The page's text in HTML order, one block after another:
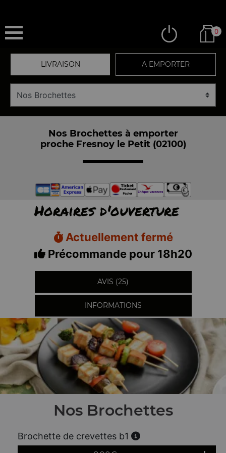
0
LIVRAISON A EMPORTER
Nos Brochettes à emporter
proche Fresnoy le Petit (02100)
Horaires d'ouverture
Actuellement fermé
Précommande pour 18h20
AVIS (25)
INFORMATIONS
Nos Brochettes
Brochette de crevettes b1